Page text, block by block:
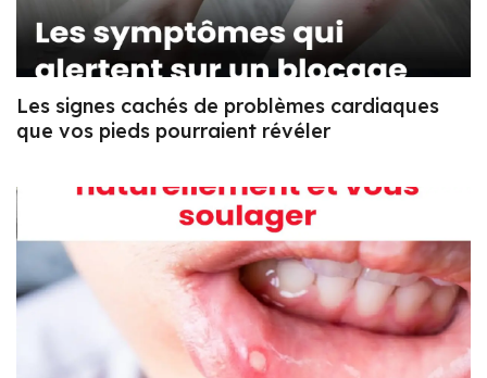
Les signes cachés de problèmes cardiaques
que vos pieds pourraient révéler